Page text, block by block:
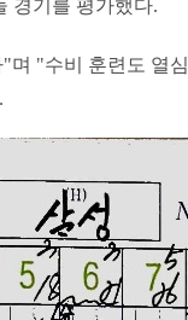
경기를 평가했다.
며 "수비 훈련도 열심